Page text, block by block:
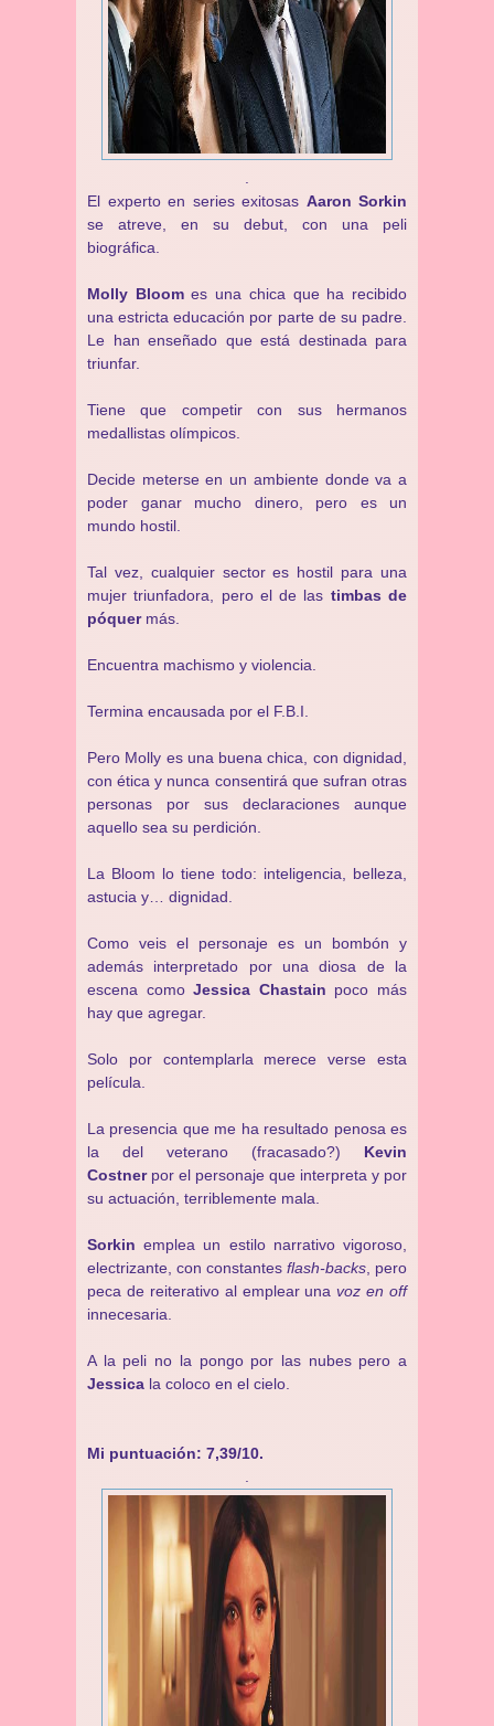
El experto en series exitosas Aaron Sorkin
se atreve, en su debut, con una peli
biográfica.
Molly Bloomes una chica que ha recibido
una estricta educación por parte de su padre.
Le han enseñado que está destinada para
triunfar.
Tiene que competir con sus hermanos
medallistas olímpicos.
Decide meterse en un ambiente donde va a
poder ganar mucho dinero, pero es un
mundo hostil.
Tal vez, cualquier sector es hostil para una
mujer triunfadora, pero el de las timbas de
póquermás.
Encuentra machismo y violencia.
Termina encausada por el F.B.I.
Pero Molly es una buena chica, con dignidad,
con ética y nunca consentirá que sufran otras
personas por sus declaraciones aunque
aquello sea su perdición.
La Bloom lo tiene todo: inteligencia, belleza,
astucia y… dignidad.
Como veis el personaje es un bombón y
además interpretado por una diosa de la
escena comoJessica Chastain poco más
hay que agregar.
Solo por contemplarla merece verse esta
película.
La presencia que me ha resultado penosa es
la del veterano (fracasado?) Kevin
Costnerpor el personaje que interpreta y por
su actuación, terriblemente mala.
Sorkin emplea un estilo narrativo vigoroso,
electrizante, con constantes flash-backs , pero
peca de reiterativo al emplear unavoz en off
innecesaria.
A la peli no la pongo por las nubes pero a
Jessica la coloco en el cielo.
Mi puntuación: 7,39/10.